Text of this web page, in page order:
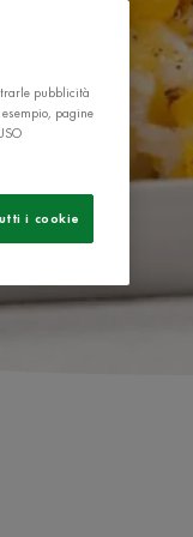
pubblicità
pagine
i cookie